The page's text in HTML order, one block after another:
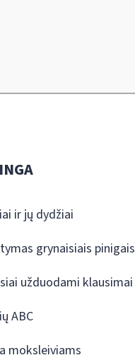
ir jų dydžiai
grynaisiais pinigais
užduodami klausimai
ABC
moksleiviams